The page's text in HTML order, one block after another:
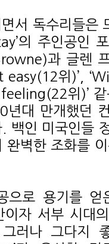
서 독수리들은
의 주인공인
과 글렌
easy(12위)’,
위)’
대 만개했던
백인 미국인들
완벽한 조화를
으로 용기를
자 서부 시대
러나 그다지